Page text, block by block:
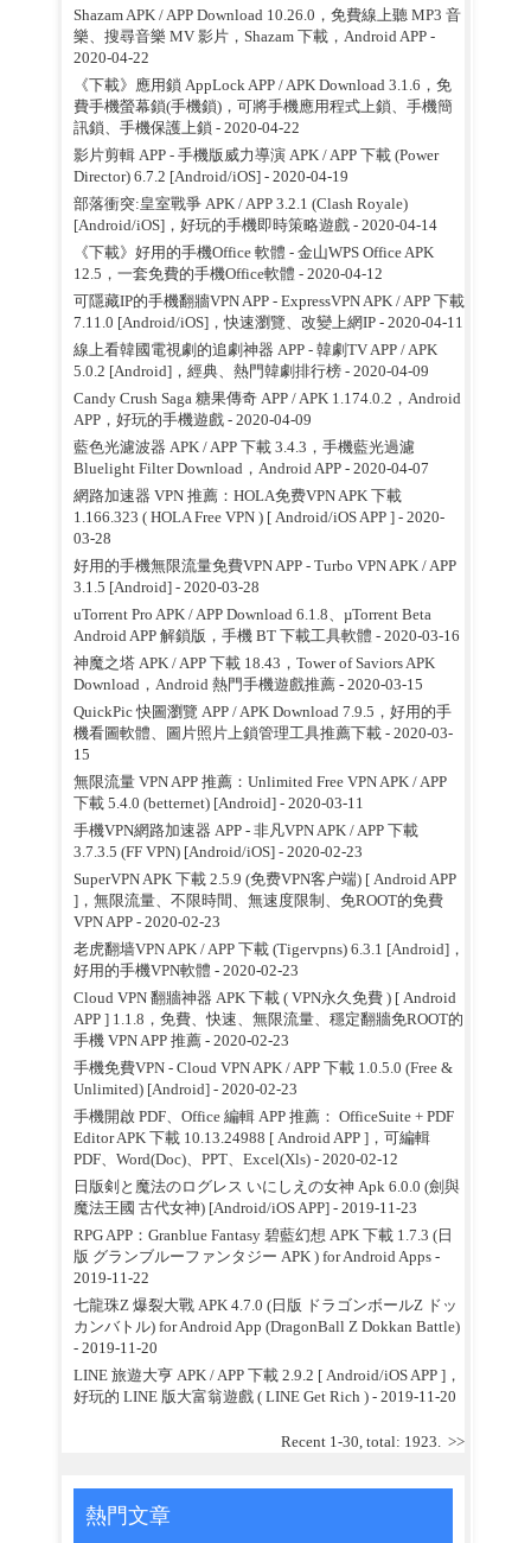
Shazam APK / APP Download 10.26.0，免費線上聽 MP3 音
樂、搜尋音樂 MV 影片，Shazam 下載，Android APP-
2020-04-22
《下載》應用鎖 AppLock APP / APK Download 3.1.6，免
費手機螢幕鎖(手機鎖)，可將手機應用程式上鎖、手機簡
訊鎖、手機保護上鎖 - 2020-04-22
影片剪輯 APP - 手機版威力導演 APK / APP 下載 (Power
Director) 6.7.2 [Android/iOS]- 2020-04-19
部落衝突:皇室戰爭 APK / APP 3.2.1 (Clash Royale)
[Android/iOS]，好玩的手機即時策略遊戲- 2020-04-14
《下載》好用的手機Office 軟體 - 金山WPS Office APK
12.5，一套免費的手機Office軟體 - 2020-04-12
可隱藏IP的手機翻牆VPN APP - ExpressVPN APK / APP 下載
7.11.0 [Android/iOS]，快速瀏覽、改變上網IP- 2020-04-11
線上看韓國電視劇的追劇神器 APP - 韓劇TV APP / APK
5.0.2 [Android]，經典、熱門韓劇排行榜- 2020-04-09
Candy Crush Saga 糖果傳奇 APP / APK 1.174.0.2，Android
APP，好玩的手機遊戲- 2020-04-09
藍色光濾波器 APK / APP 下載 3.4.3，手機藍光過濾
Bluelight Filter Download，Android APP- 2020-04-07
網路加速器 VPN 推薦：HOLA免费VPN APK 下載
1.166.323 ( HOLA Free VPN ) [ Android/iOS APP ]- 2020-
03-28
好用的手機無限流量免費VPN APP - Turbo VPN APK / APP
3.1.5 [Android]- 2020-03-28
uTorrent Pro APK / APP Download 6.1.8、µTorrent Beta
Android APP 解鎖版，手機 BT 下載工具軟體 - 2020-03-16
神魔之塔 APK / APP 下載 18.43，Tower of Saviors APK
Download，Android 熱門手機遊戲推薦- 2020-03-15
QuickPic 快圖瀏覽 APP / APK Download 7.9.5，好用的手
機看圖軟體、圖片照片上鎖管理工具推薦下載- 2020-03-
15
無限流量 VPN APP 推薦：Unlimited Free VPN APK / APP
下載 5.4.0 (betternet) [Android]- 2020-03-11
手機VPN網路加速器 APP - 非凡VPN APK / APP 下載
3.7.3.5 (FF VPN) [Android/iOS]- 2020-02-23
SuperVPN APK 下載 2.5.9 (免费VPN客户端) [ Android APP
]，無限流量、不限時間、無速度限制、免ROOT的免費
VPN APP- 2020-02-23
老虎翻墙VPN APK / APP 下載 (Tigervpns) 6.3.1 [Android]，
好用的手機VPN軟體 - 2020-02-23
Cloud VPN 翻牆神器 APK 下載 ( VPN永久免費 ) [ Android
APP ] 1.1.8，免費、快速、無限流量、穩定翻牆免ROOT的
手機 VPN APP 推薦- 2020-02-23
手機免費VPN - Cloud VPN APK / APP 下載 1.0.5.0 (Free &
Unlimited) [Android]- 2020-02-23
手機開啟 PDF、Office 編輯 APP 推薦： OfficeSuite + PDF
Editor APK 下載 10.13.24988 [ Android APP ]，可編輯
PDF、Word(Doc)、PPT、Excel(Xls)- 2020-02-12
日版剣と魔法のログレス いにしえの女神 Apk 6.0.0 (劍與
魔法王國 古代女神) [Android/iOS APP]- 2019-11-23
RPG APP：Granblue Fantasy 碧藍幻想 APK 下載 1.7.3 (日
版 グランブルーファンタジー APK ) for Android Apps -
2019-11-22
七龍珠Z 爆裂大戰 APK 4.7.0 (日版 ドラゴンボールZ ドッ
カンバトル) for Android App (DragonBall Z Dokkan Battle)
- 2019-11-20
LINE 旅遊大亨 APK / APP 下載 2.9.2 [ Android/iOS APP ]，
好玩的 LINE 版大富翁遊戲 ( LINE Get Rich )- 2019-11-20
Recent 1-30, total: 1923. >>
熱門文章